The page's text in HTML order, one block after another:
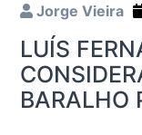
Jorge Vieira
LUÍS
BARALHO